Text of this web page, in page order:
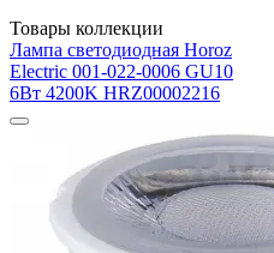
Товары коллекции
Лампа светодиодная Horoz
Electric 001-022-0006 GU10
6Вт 4200K HRZ00002216